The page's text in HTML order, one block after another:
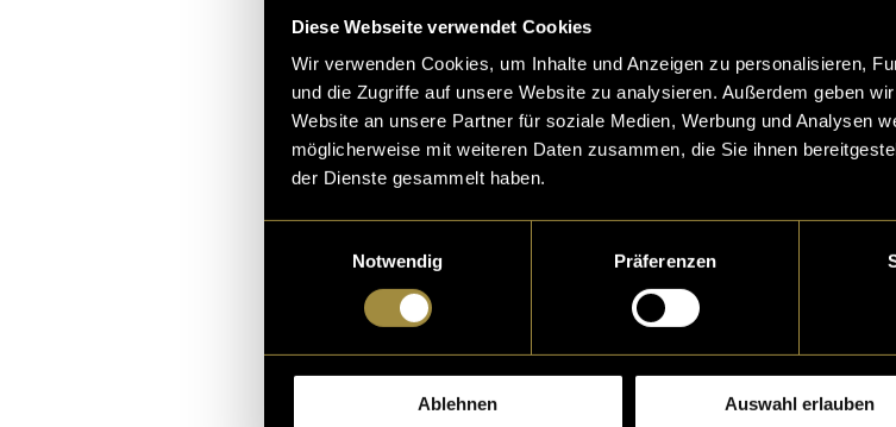
Diese Webseite verwendet Cookies
Wir verwenden Cookies, um Inhalte und Anzeigen zu personalisieren,
und die Zugriffe auf unsere Website zu analysieren. Außerdem geben
Website an unsere Partner für soziale Medien, Werbung und Analysen
möglicherweise mit weiteren Daten zusammen, die Sie ihnen
der Dienste gesammelt haben.
Notwendig
Präferenzen
Ablehnen Auswahl erlauben
Daraus entstand ein zweieinhalb-minütiges Reel,
Schritt nach vorne macht.